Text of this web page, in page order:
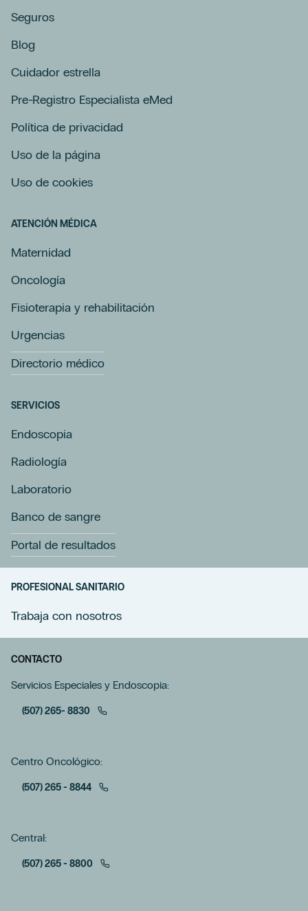
Seguros
Blog
Cuidador estrella
Pre-Registro Especialista eMed
Política de privacidad
Uso de la página
Uso de cookies
ATENCIÓN MÉDICA
Maternidad
Oncología
Fisioterapia y rehabilitación
Urgencias
Directorio médico
SERVICIOS
Endoscopia
Radiología
Laboratorio
Banco de sangre
Portal de resultados
PROFESIONAL SANITARIO
Trabaja con nosotros
CONTACTO
Servicios Especiales y Endoscopia:
(507) 265- 8830
Centro Oncológico:
(507) 265 - 8844
Central:
(507) 265 - 8800